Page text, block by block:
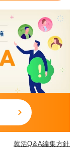
就活Q&A編集方針